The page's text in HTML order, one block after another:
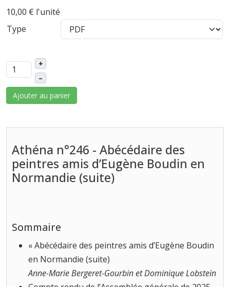
10,00 € l'unité
Type
+
–
Ajouter au panier
Athéna n°246 - Abécédaire des
peintres amis d’Eugène Boudin en
Normandie (suite)
Sommaire
« Abécédaire des peintres amis d’Eugène Boudin
en Normandie (suite)
Anne-Marie Bergeret-Gourbin et Dominique Lobstein